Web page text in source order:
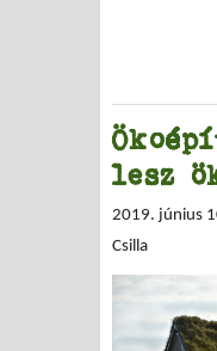
lesz
2019. június
Csilla